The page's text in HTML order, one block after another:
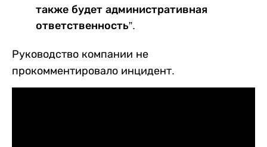
также будет административная
ответственность”.
Руководство компании не
прокомментировало инцидент.